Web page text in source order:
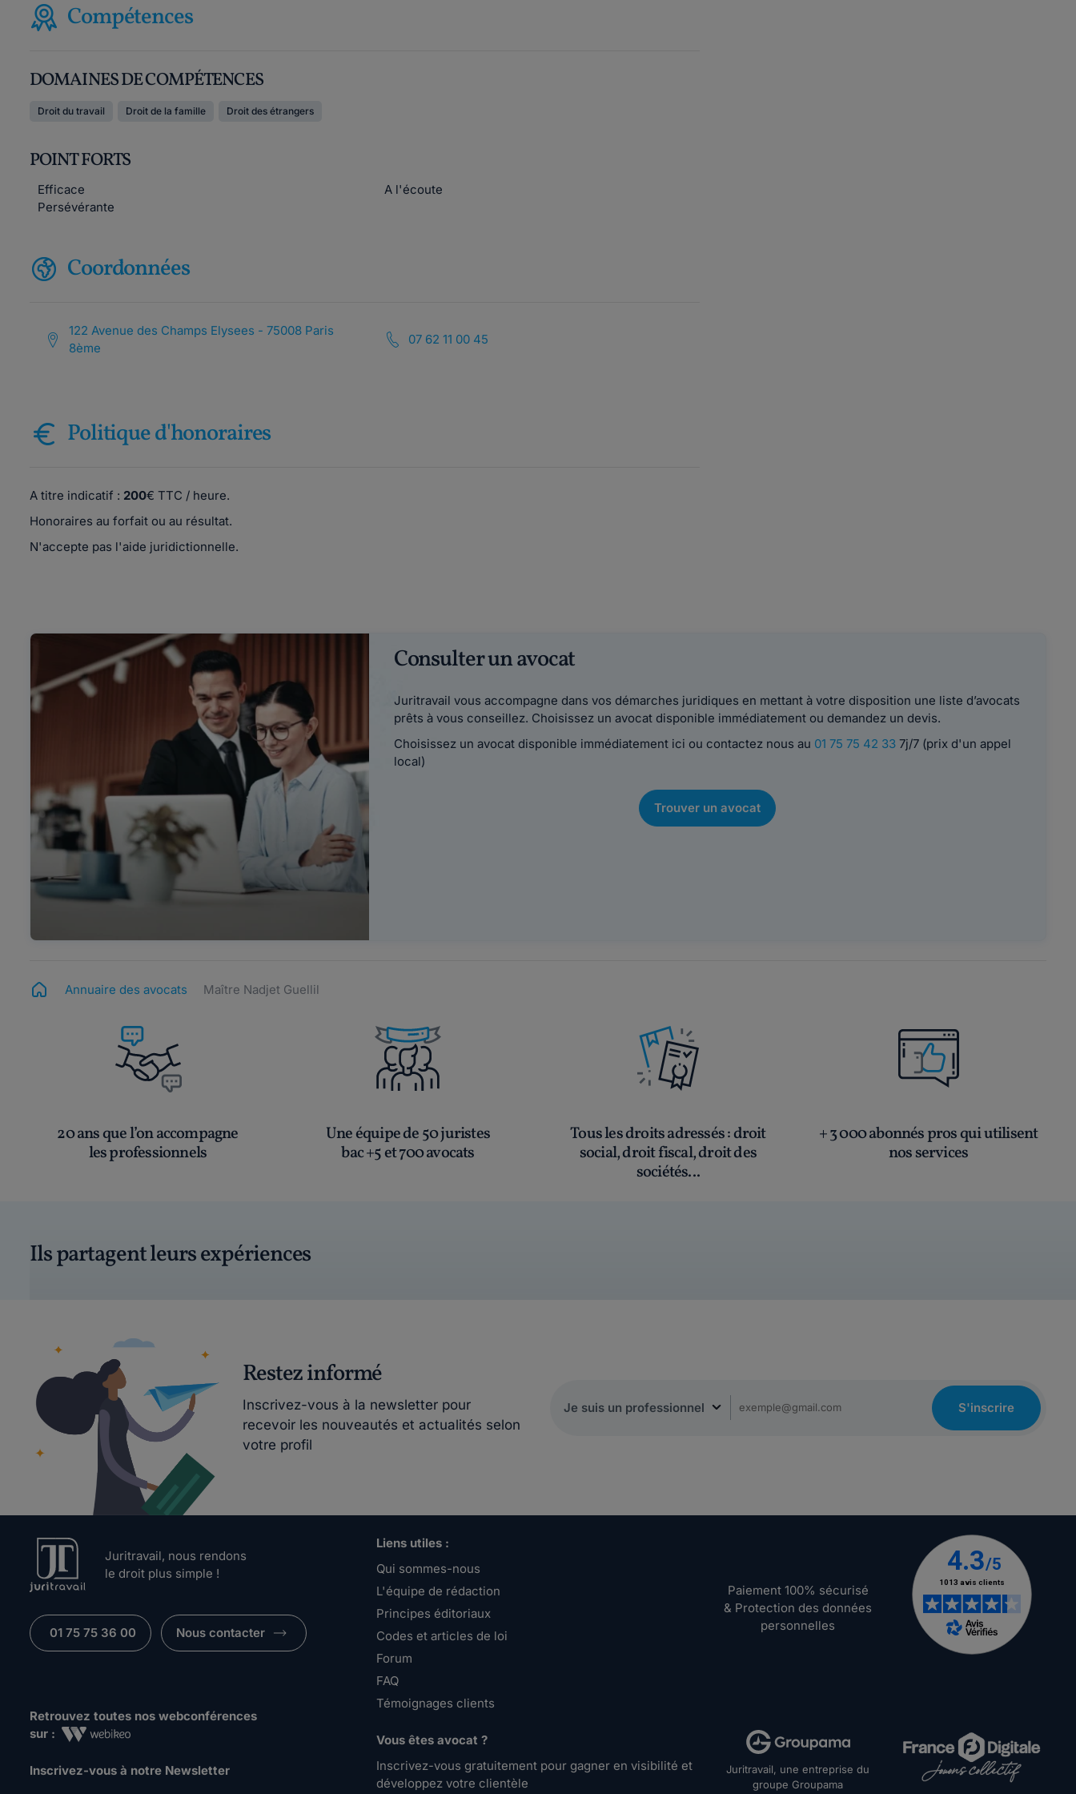
Compétences
DOMAINES DE COMPÉTENCES
Droit du travail Droit de la famille Droit des étrangers
POINT FORTS
Efficace
A l'écoute
Persévérante
Coordonnées
122 Avenue des Champs Elysees - 75008 Paris
8ème
07 62 11 00 45
Politique d'honoraires
A titre indicatif : 200€ TTC / heure.
Honoraires au forfait ou au résultat.
N'accepte pas l'aide juridictionnelle.
Consulter un avocat
Juritravail vous accompagne dans vos démarches juridiques en mettant à votre disposition une liste d’avocats
prêts à vous conseillez. Choisissez un avocat disponible immédiatement ou demandez un devis.
Choisissez un avocat disponible immédiatement ici ou contactez nous au 01 75 75 42 337j/7 (prix d'un appel
local)
Trouver un avocat
Annuaire des avocats Maître Nadjet Guellil
20 ans que l’on accompagne
les professionnels
Une équipe de 50 juristes
bac +5 et 700 avocats
Tous les droits adressés: droit
social, droit fiscal, droit des
sociétés...
+ 3 000 abonnés pros qui utilisent
nos services
Ils partagent leurs expériences
Restez informé
Inscrivez-vous à la newsletter pour
recevoir les nouveautés et actualités selon
votre profil
S'inscrire
Juritravail, nous rendons
le droit plus simple !
01 75 75 36 00 Nous contacter
Retrouvez toutes nos webconférences
sur :
Inscrivez-vous à notre Newsletter
Liens utiles :
Qui sommes-nous
L'équipe de rédaction
Principes éditoriaux
Codes et articles de loi
Forum
FAQ
Témoignages clients
Vous êtes avocat ?
Inscrivez-vous gratuitement pour gagner en visibilité et
développez votre clientèle
Paiement 100% sécurisé
& Protection des données
personnelles
Juritravail, une entreprise du
groupe Groupama